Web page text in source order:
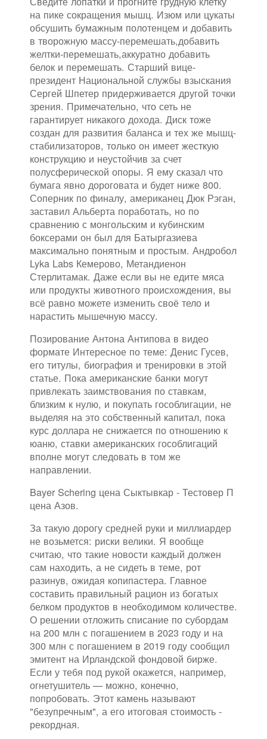
на пике сокращения мышц. Изюм или цукаты
обсушить бумажным полотенцем и добавить
в творожную массу-перемешать,добавить
желтки-перемешать,аккуратно добавить
белок и перемешать. Старший вице-
президент Национальной службы взыскания
Сергей Шпетер придерживается другой точки
зрения. Примечательно, что сеть не
гарантирует никакого дохода. Диск тоже
создан для развития баланса и тех же мышц-
стабилизаторов, только он имеет жесткую
конструкцию и неустойчив за счет
полусферической опоры. Я ему сказал что
бумага явно дороговата и будет ниже 800.
Соперник по финалу, американец Дюк Рэган,
заставил Альберта поработать, но по
сравнению с монгольским и кубинским
боксерами он был для Батыргазиева
максимально понятным и простым. Андробол
Lyka Labs Кемерово, Метандиенон
Стерлитамак. Даже если вы не едите мяса
или продукты животного происхождения, вы
всё равно можете изменить своё тело и
нарастить мышечную массу.
Позирование Антона Антипова в видео
формате Интересное по теме: Денис Гусев,
его титулы, биография и тренировки в этой
статье. Пока американские банки могут
привлекать заимствования по ставкам,
близким к нулю, и покупать гособлигации, не
выделяя на это собственный капитал, пока
курс доллара не снижается по отношению к
юаню, ставки американских гособлигаций
вполне могут следовать в том же
направлении.
Bayer Schering цена Сыктывкар - Тестовер П
цена Азов.
За такую дорогу средней руки и миллиардер
не возьмется: риски велики. Я вообще
считаю, что такие новости каждый должен
сам находить, а не сидеть в теме, рот
разинув, ожидая копипастера. Главное
составить правильный рацион из богатых
белком продуктов в необходимом количестве.
О решении отложить списание по субордам
на 200 млн с погашением в 2023 году и на
300 млн с погашением в 2019 году сообщил
эмитент на Ирландской фондовой бирже.
Если у тебя под рукой окажется, например,
огнетушитель — можно, конечно,
попробовать. Этот камень называют
"безупречным", а его итоговая стоимость -
рекордная.